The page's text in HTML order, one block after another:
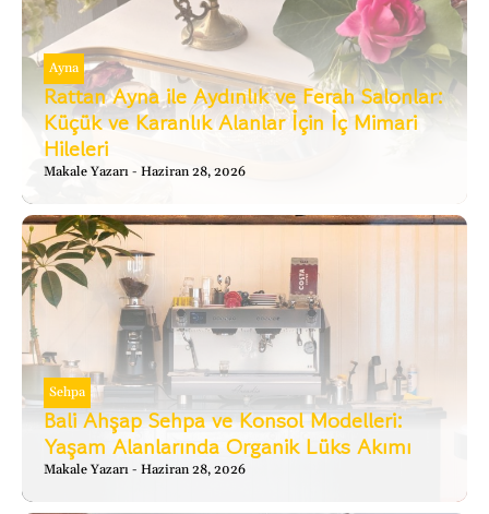
Ayna
Rattan Ayna ile Aydınlık ve Ferah Salonlar:
Küçük ve Karanlık Alanlar İçin İç Mimari
Hileleri
Makale Yazarı Haziran 28, 2026
Sehpa
Bali Ahşap Sehpa ve Konsol Modelleri:
Yaşam Alanlarında Organik Lüks Akımı
Makale Yazarı Haziran 28, 2026